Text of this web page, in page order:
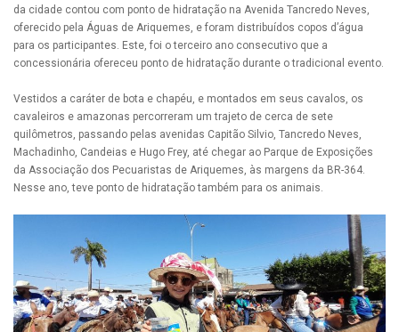
da cidade contou com ponto de hidratação na Avenida Tancredo Neves,
oferecido pela Águas de Ariquemes, e foram distribuídos copos d’água
para os participantes. Este, foi o terceiro ano consecutivo que a
concessionária ofereceu ponto de hidratação durante o tradicional evento.
Vestidos a caráter de bota e chapéu, e montados em seus cavalos, os
cavaleiros e amazonas percorreram um trajeto de cerca de sete
quilômetros, passando pelas avenidas Capitão Silvio, Tancredo Neves,
Machadinho, Candeias e Hugo Frey, até chegar ao Parque de Exposições
da Associação dos Pecuaristas de Ariquemes, às margens da BR-364.
Nesse ano, teve ponto de hidratação também para os animais.